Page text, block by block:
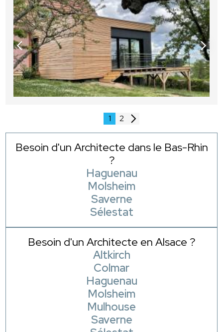
1 2
Besoin d'un Architecte dans le Bas-Rhin
?
Haguenau
Molsheim
Saverne
Sélestat
Besoin d'un Architecte en Alsace ?
Altkirch
Colmar
Haguenau
Molsheim
Mulhouse
Saverne